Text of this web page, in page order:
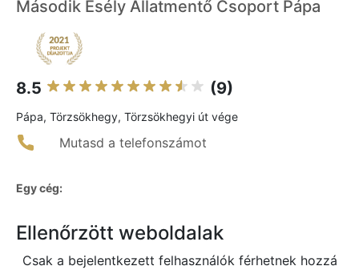
Második Esély Állatmentő Csoport Pápa
8.5 (9)
Pápa, Törzsökhegy, Törzsökhegyi út vége
Mutasd a telefonszámot
Egy cég:
Ellenőrzött weboldalak
Csak a bejelentkezett felhasználók férhetnek hozzá